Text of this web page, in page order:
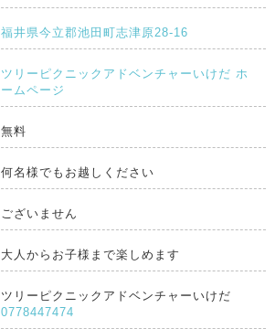
福井県今立郡池田町志津原28-16
ツリーピクニックアドベンチャーいけだ ホ
ームページ
無料
何名様でもお越しください
ございません
大人からお子様まで楽しめます
ツリーピクニックアドベンチャーいけだ
0778447474